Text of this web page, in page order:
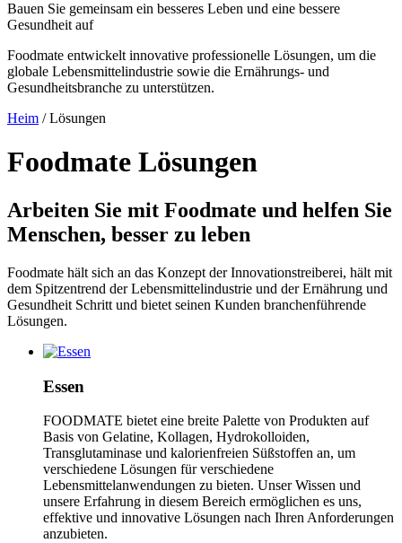
Bauen Sie gemeinsam ein besseres Leben und eine bessere
Gesundheit auf
Foodmate entwickelt innovative professionelle Lösungen, um die
globale Lebensmittelindustrie sowie die Ernährungs- und
Gesundheitsbranche zu unterstützen.
Heim /Lösungen
Foodmate Lösungen
Arbeiten Sie mit Foodmate und helfen Sie
Menschen, besser zu leben
Foodmate hält sich an das Konzept der Innovationstreiberei, hält mit
dem Spitzentrend der Lebensmittelindustrie und der Ernährung und
Gesundheit Schritt und bietet seinen Kunden branchenführende
Lösungen.
Essen
FOODMATE bietet eine breite Palette von Produkten auf
Basis von Gelatine, Kollagen, Hydrokolloiden,
Transglutaminase und kalorienfreien Süßstoffen an, um
verschiedene Lösungen für verschiedene
Lebensmittelanwendungen zu bieten. Unser Wissen und
unsere Erfahrung in diesem Bereich ermöglichen es uns,
effektive und innovative Lösungen nach Ihren Anforderungen
anzubieten.